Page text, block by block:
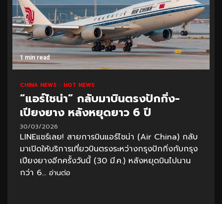
1 min read
CHINA NEWS HOT NEWS
“แอร์ไชน่า” กลับมาบินตรงปักกิ่ง-
เปียงยาง หลังหยุดยาว 6 ปี
30/03/2026
LINEแชร์เลย! สายการบินแอร์ไชน่า (Air China) กลับ
มาเปิดให้บริการเที่ยวบินตรงระหว่างกรุงปักกิ่งกับกรุง
เปียงยางอีกครั้งวันนี้ (30 มี.ค.) หลังหยุดบินไปนาน
กว่า 6... อ่านต่อ